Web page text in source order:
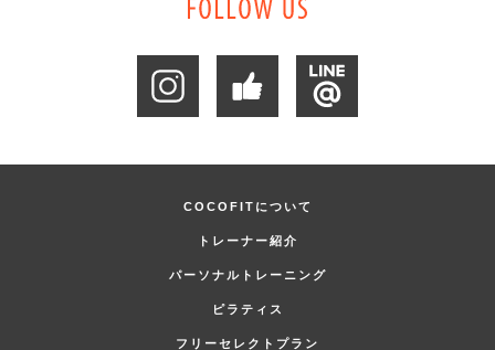
COCOFITについて
トレーナー紹介
パーソナルトレーニング
ピラティス
フリーセレクトプラン